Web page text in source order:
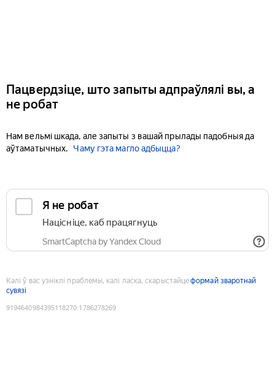
Пацвердзіце, што запыты адпраўлялі вы, а
не робат
Нам вельмі шкада, але запыты з вашай прылады падобныя да
аўтаматычных.
Чаму гэта магло адбыцца?
Я не робат
Націсніце, каб працягнуць
SmartCaptcha by Yandex Cloud
Калі ў вас узніклі праблемы, калі ласка, скарыстайцеформай зваротнай
сувязі
9194640984395118270:1786278269